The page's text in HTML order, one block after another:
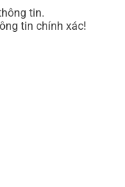
tin.
tin chính xác!